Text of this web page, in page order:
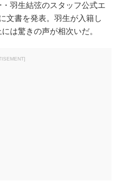
羽生結弦のスタッフ公式エ
文書を発表。羽生が入籍し
は驚きの声が相次いだ。